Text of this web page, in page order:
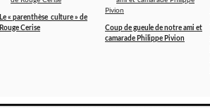
Le « parenthèse culture » de
Rouge Cerise
Coup de gueule de notre ami et
camarade Philippe Pivion